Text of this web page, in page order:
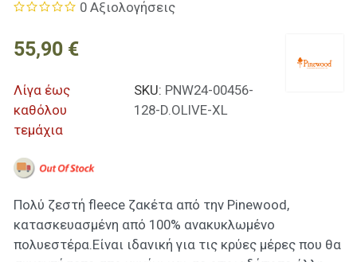
0 Αξιολογήσεις
55,90 €
Λίγα έως
καθόλου
τεμάχια
SKU: PNW24-00456-
128-D.OLIVE-XL
Πολύ ζεστή fleece ζακέτα από την Pinewood,
κατασκευασμένη από 100% ανακυκλωμένο
πολυεστέρα.Είναι ιδανική για τις κρύες μέρες που θα